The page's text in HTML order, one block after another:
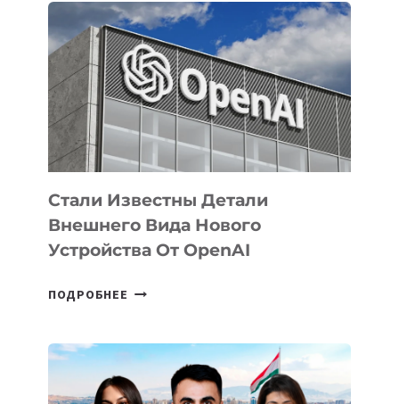
ПРИОРИТЕТНЫЕ
ЗАДАЧИ
ПО
РАЗВИТИЮ
ЭКОСИСТЕМЫ
ИСКУССТВЕННОГО
ИНТЕЛЛЕКТА
Стали Известны Детали
Внешнего Вида Нового
Устройства От OpenAI
ПОДРОБНЕЕ СТАЛИ
ВНЕШНЕГО
ВИДА
НОВОГО